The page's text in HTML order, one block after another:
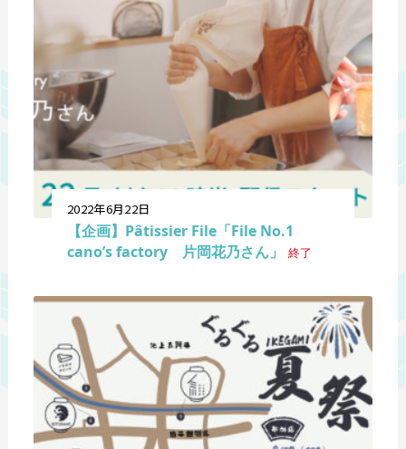
2022年6月22日
【企画】Pâtissier File「File No.1
cano’s factory 片岡花乃さん」
終了